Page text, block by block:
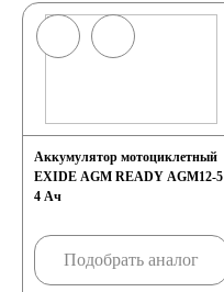
Аккумулятор мотоциклетный
EXIDE AGM READY AGM12-5
4 Ач
Подобрать аналог